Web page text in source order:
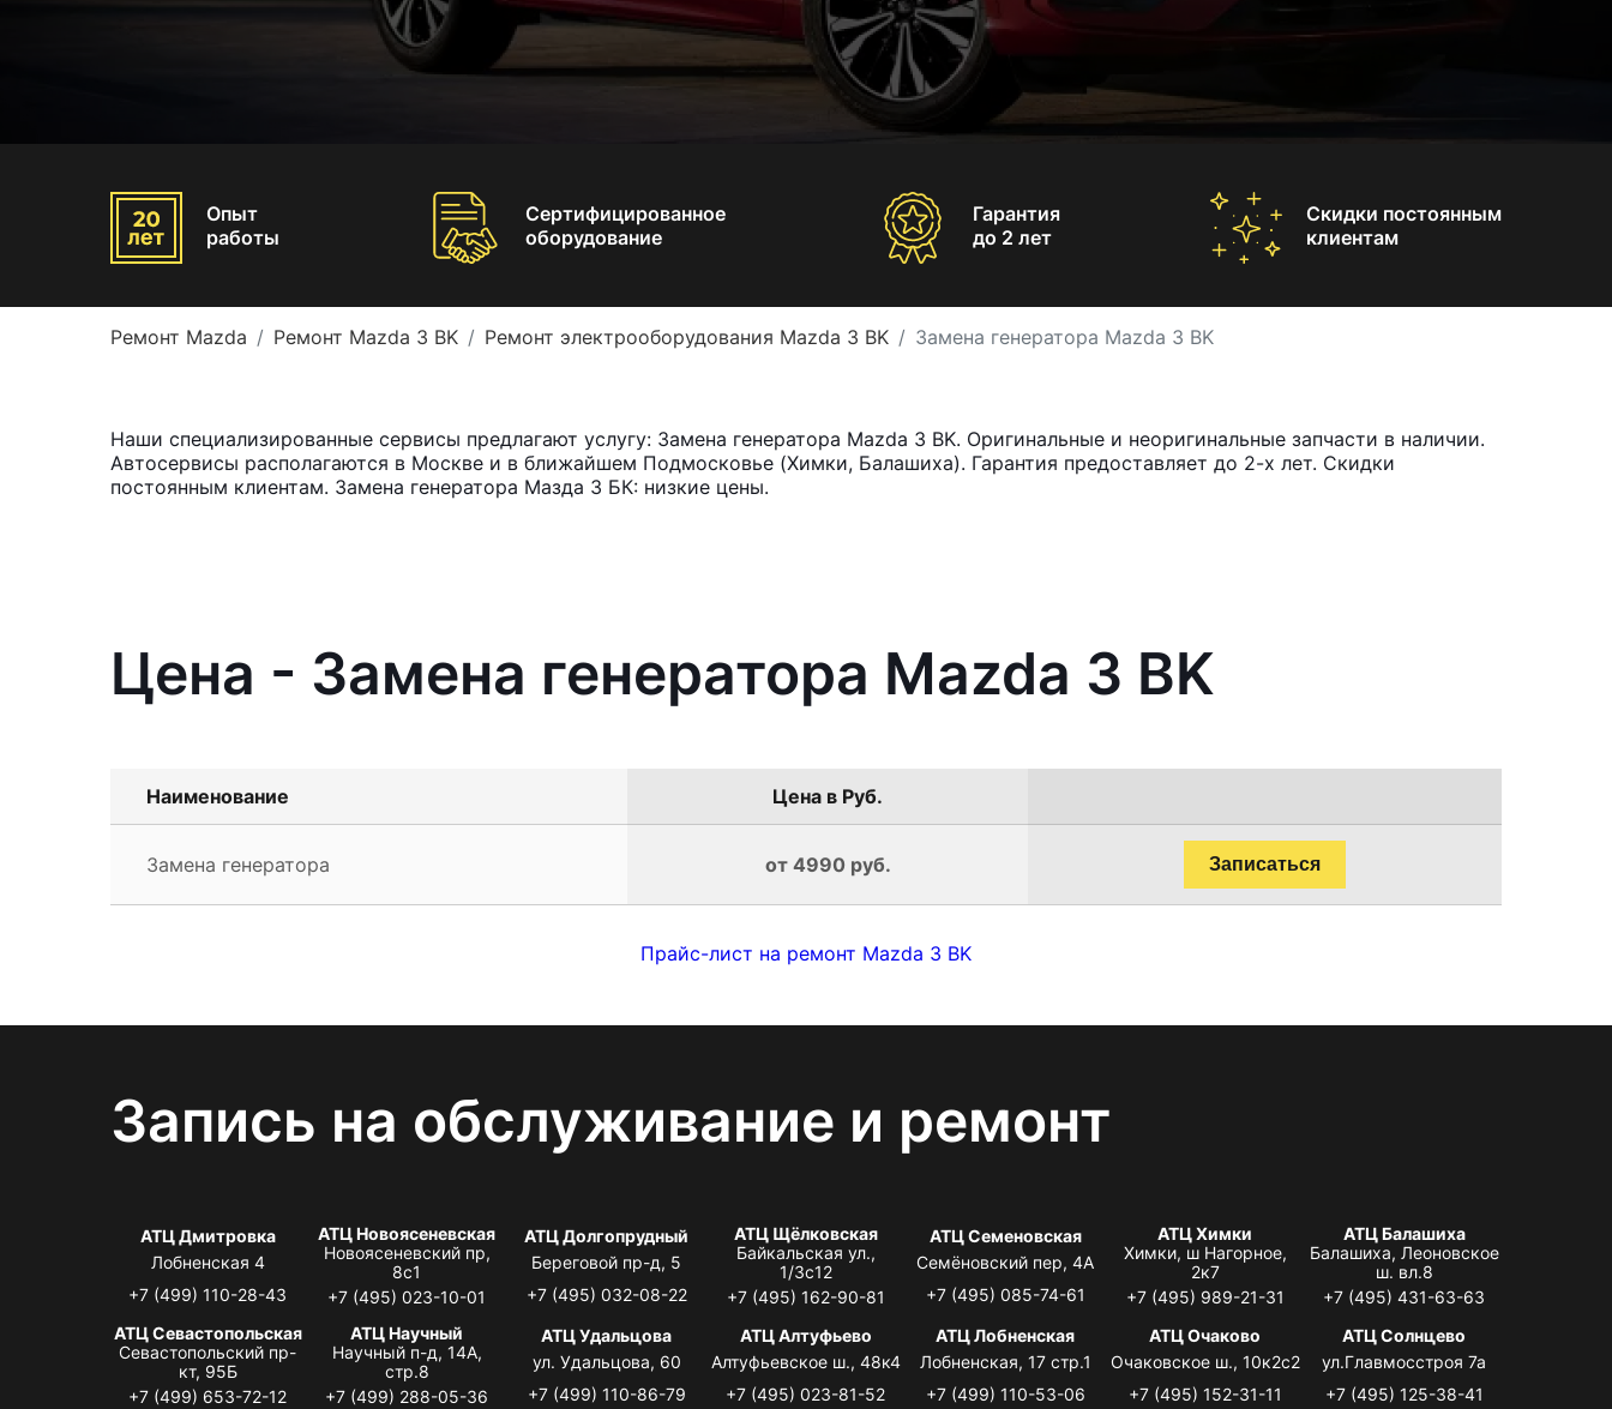
Опыт
работы
Сертифицированное
оборудование
Гарантия
до 2 лет
Скидки постоянным
клиентам
Ремонт Mazda Ремонт Mazda 3 BK Ремонт электрооборудования Mazda 3 BK Замена генератора Mazda 3 BK
Наши специализированные сервисы предлагают услугу: Замена генератора Mazda 3 BK. Оригинальные и неоригинальные запчасти в наличии.
Автосервисы располагаются в Москве и в ближайшем Подмосковье (Химки, Балашиха). Гарантия предоставляет до 2-х лет. Скидки
постоянным клиентам. Замена генератора Мазда 3 БК: низкие цены.
Цена - Замена генератора Mazda 3 BK
Наименование Цена в Руб.
Замена генератора от 4990 руб. Записаться
Прайс-лист на ремонт Mazda 3 BK
Запись на обслуживание и ремонт
АТЦ Дмитровка
Лобненская 4
+7 (499) 110-28-43
АТЦ Новоясеневская
Новоясеневский пр,
8с1
+7 (495) 023-10-01
АТЦ Долгопрудный
Береговой пр-д, 5
+7 (495) 032-08-22
АТЦ Щёлковская
Байкальская ул.,
1/3с12
+7 (495) 162-90-81
АТЦ Семеновская
Семёновский пер, 4А
+7 (495) 085-74-61
АТЦ Химки
Химки, ш Нагорное,
2к7
+7 (495) 989-21-31
АТЦ Балашиха
Балашиха, Леоновское
ш. вл.8
+7 (495) 431-63-63
АТЦ Севастопольская
Севастопольский пр-
кт, 95Б
+7 (499) 653-72-12
АТЦ Научный
Научный п-д, 14А,
стр.8
+7 (499) 288-05-36
АТЦ Удальцова
ул. Удальцова, 60
+7 (499) 110-86-79
АТЦ Алтуфьево
Алтуфьевское ш., 48к4
+7 (495) 023-81-52
АТЦ Лобненская
Лобненская, 17 стр.1
+7 (499) 110-53-06
АТЦ Очаково
Очаковское ш., 10к2с2
+7 (495) 152-31-11
АТЦ Солнцево
ул.Главмосстроя 7а
+7 (495) 125-38-41